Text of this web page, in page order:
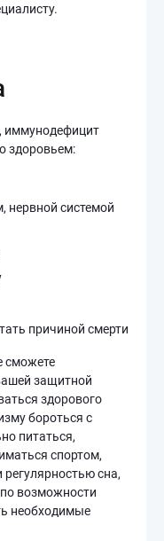
иммунодефицит
здоровьем:
нервной системой
причиной смерти
сможете
защитной
здорового
бороться с
питаться,
спортом,
сна,
возможности
необходимые